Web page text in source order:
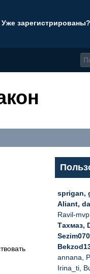
Уже
sprigan,
Aliant,
Ravil-
Тахмаз,
annana,
Irina_ti,